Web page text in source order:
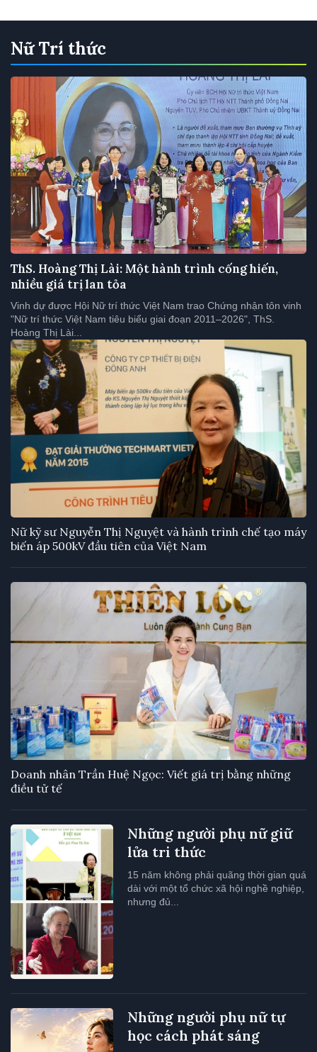
Nữ Trí thức
ThS. Hoàng Thị Lài: Một hành trình cống hiến,
nhiều giá trị lan tỏa
Vinh dự được Hội Nữ trí thức Việt Nam trao Chứng nhận tôn vinh
"Nữ trí thức Việt Nam tiêu biểu giai đoạn 2011–2026", ThS.
Hoàng Thị Lài...
Nữ kỹ sư Nguyễn Thị Nguyệt và hành trình chế tạo máy
biến áp 500kV đầu tiên của Việt Nam
Doanh nhân Trần Huệ Ngọc: Viết giá trị bằng những
điều tử tế
Những người phụ nữ giữ
lửa tri thức
15 năm không phải quãng thời gian quá
dài với một tổ chức xã hội nghề nghiệp,
nhưng đủ...
Những người phụ nữ tự
học cách phát sáng